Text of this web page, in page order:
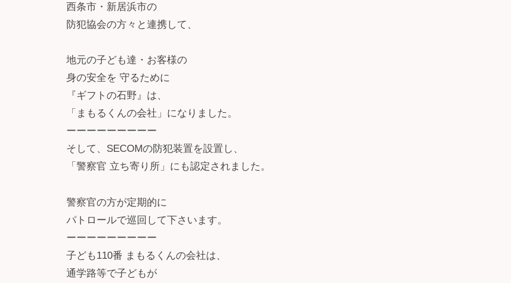
西条市・新居浜市の
防犯協会の方々と連携して、
地元の子ども達・お客様の
身の安全を 守るために
『ギフトの石野』は、
「まもるくんの会社」になりました。
ーーーーーーーーー
そして、SECOMの防犯装置を設置し、
「警察官 立ち寄り所」にも認定されました。
警察官の方が定期的に
パトロールで巡回して下さいます。
ーーーーーーーーー
子ども110番 まもるくんの会社は、
通学路等で子どもが